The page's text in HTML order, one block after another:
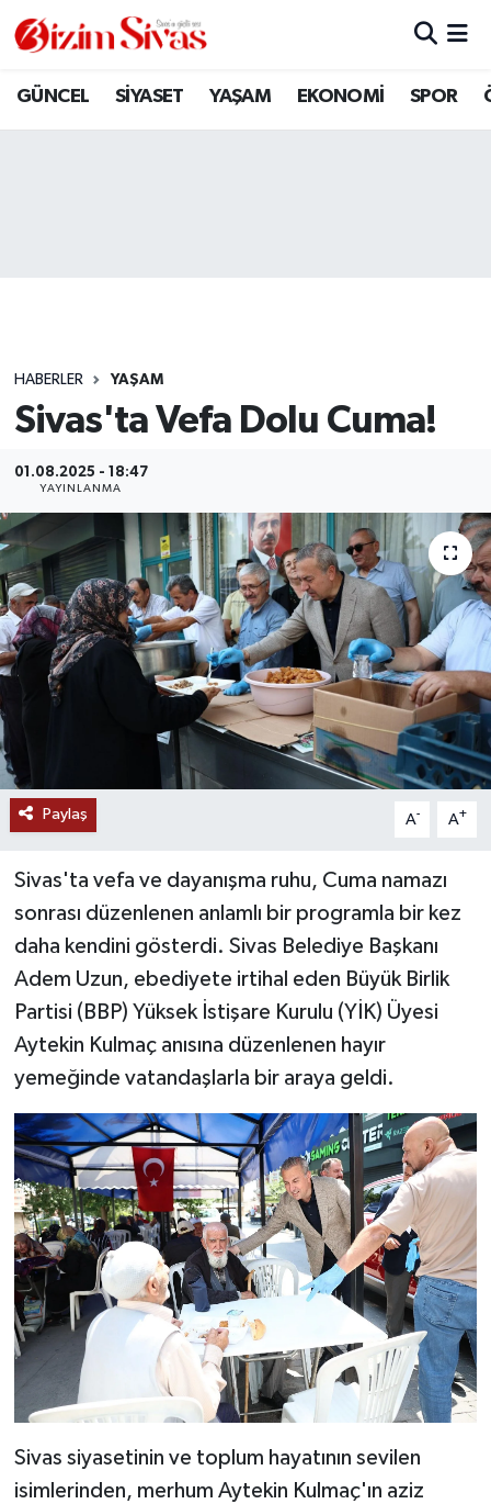
GÜNCEL SİYASET YAŞAM EKONOMİ SPOR
HABERLER YAŞAM
Sivas'ta Vefa Dolu Cuma!
01.08.2025 - 18:47
YAYINLANMA
Paylaş A- A+
Sivas'ta vefa ve dayanışma ruhu, Cuma namazı
sonrası düzenlenen anlamlı bir programla bir kez
daha kendini gösterdi. Sivas Belediye Başkanı
Adem Uzun, ebediyete irtihal eden Büyük Birlik
Partisi (BBP) Yüksek İstişare Kurulu (YİK) Üyesi
Aytekin Kulmaç anısına düzenlenen hayır
yemeğinde vatandaşlarla bir araya geldi.
Sivas siyasetinin ve toplum hayatının sevilen
isimlerinden, merhum Aytekin Kulmaç'ın aziz
ARAMIZDAN AYRILANLAR
GÜNCEL
KÜLTÜR
MAGAZİN
ÖZEL HABER
RESMİ İLANLAR
SAĞLIK
SOSYAL YARDIMLAR
SPOR
TEKNOLOJİ
YAŞAM
Sivas Nöbetçi Eczaneler
Son Dakika Haberleri
Haber Arşivi